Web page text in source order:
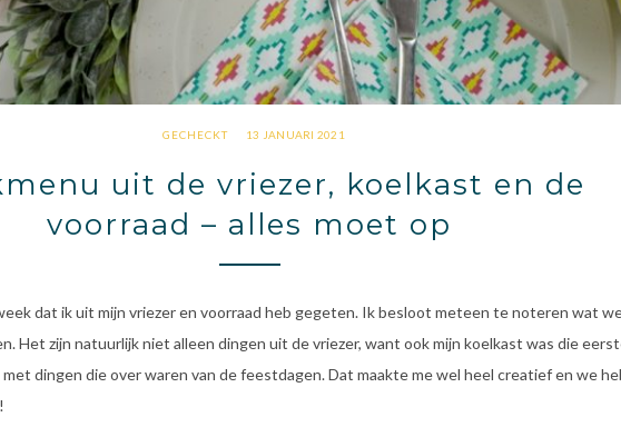
GECHECKT 13 JANUARI 2021
uit de vriezer, koelkast en de
voorraad – alles moet op
dat ik uit mijn vriezer en voorraad heb gegeten. Ik besloot meteen te noteren wat
Het zijn natuurlijk niet alleen dingen uit de vriezer, want ook mijn koelkast was die
dingen die over waren van de feestdagen. Dat maakte me wel heel creatief en we